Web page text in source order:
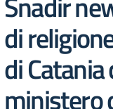
di
di
ministero